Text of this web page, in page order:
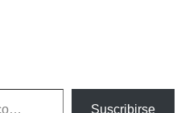
Suscribirse